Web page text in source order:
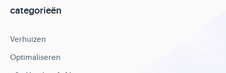
categorieën
Verhuizen
Optimaliseren